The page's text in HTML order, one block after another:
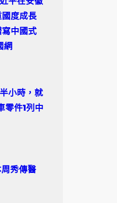
度成長
中國式
網
小時，就
零件1列中
秀傳醫